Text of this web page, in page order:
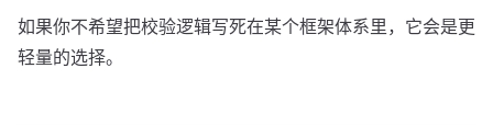
如果你不希望把校验逻辑写死在某个框架体系里，它会是更
轻量的选择。